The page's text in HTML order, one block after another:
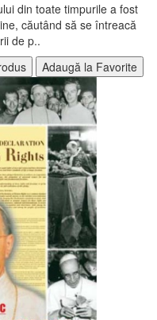
din toate timpurile a fost
căutând să se întreacă
de p..
Adaugă la Favorite